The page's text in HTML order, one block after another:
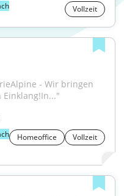
Vollzeit
- Wir bringen
Homeoffice
Vollzeit